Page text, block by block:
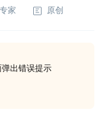
家 原创
出错误提示